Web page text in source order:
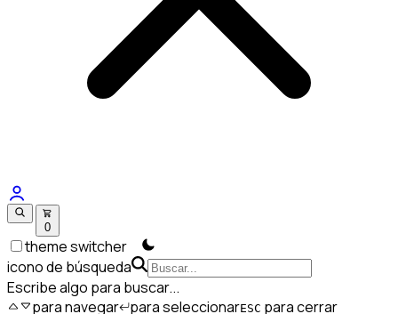
0
theme switcher
icono de búsqueda
Escribe algo para buscar...
para navegar para seleccionarESC para cerrar